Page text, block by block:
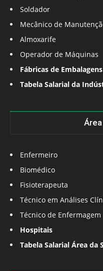
Soldador
Mecânico de
Almoxarife
Operador de Máquinas
Fábricas de
Tabela Salarial da
Enfermeiro
Biomédico
Fisioterapeuta
Técnico em Análises
Técnico de Enfermagem
Hospitais
Tabela Salarial Área da